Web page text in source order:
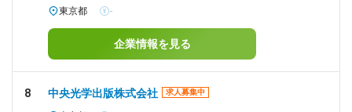
東京都 -
企業情報を見る
8 中央光学出版株式会社 求人募集中